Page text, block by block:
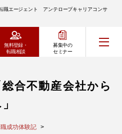
職エージェント アンテロープキャリアコンサ
無料登録・
転職相談
募集中の
セミナー
合不動産会社から
成功体験記